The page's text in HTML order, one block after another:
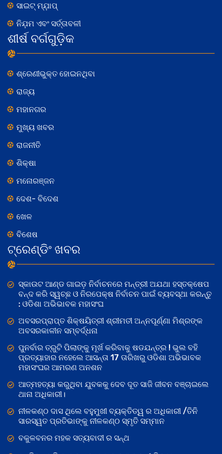
ସାଇଟ୍ ମ୍ଯ଼ାପ୍
ନିଯ଼ମ ଏବଂ ସର୍ତ୍ତାବଳୀ
ଶୀର୍ଷ ବର୍ଗଗୁଡ଼ିକ
ଶ୍ରେଣୀଭୁକ୍ତ ହୋଇନଥିବା
ରାଜ୍ୟ
ମହାନଗର
ମୁଖ୍ୟ ଖବର
ରାଜନୀତି
ଶିକ୍ଷା
ମନୋରଞ୍ଜନ
ଦେଶ- ବିଦେଶ
ଖେଳ
ବିଶେଷ
ଟ୍ରେଣ୍ଡିଂ ଖବର
ସ୍କାଉଟ ଆଣ୍ଡ ଗାଇଡ଼ ନିର୍ବାଚନରେ ମନ୍ତ୍ରୀ ଅଯଥା ହସ୍ତକ୍ଷେପ
ବନ୍ଦ କରି ସ୍ୱଚ୍ଛ ଓ ନିରପେକ୍ଷ ନିର୍ବାଚନ ପାଇଁ ବ୍ୟବସ୍ଥା କରନ୍ତୁ
: ଓଡିଶା ଅଭିଭାବକ ମହାସଂଘ
ଅବସରପ୍ରାପ୍ତ ଶିକ୍ଷୟିତ୍ରୀ ଶ୍ରୀମତୀ ଅନ୍ନପୂର୍ଣ୍ଣା ମିଶ୍ରଙ୍କ
ଅବସରକାଳୀନ ସମ୍ବର୍ଦ୍ଧନା
ପୁନର୍ବାର ତ୍ରୁଟି ପିଲାଙ୍କୁ ମୂର୍ଖ କରିବାକୁ ଷଡଯନ୍ତ୍ର ! ଭୁଲ ବହି
ପ୍ରତ୍ୟାହାର ନହେଲେ ଆସନ୍ତା 17 ତାରିଖରୁ ଓଡିଶା ଅଭିଭାବକ
ମହାସଂଘର ଆମରଣ ଅନଶନ
ଆତ୍ମହତ୍ୟା କରୁଥିବା ଯୁବକକୁ ଦେବ ଦୂତ ସାଜି ଜୀବନ ବଞ୍ଚାଇଲେ
ଥାନା ଅଧିକାରୀ।
ନୀଳକଣ୍ଠ ଦାସ ଥିଲେ ବହୁମୁଖୀ ବ୍ୟକ୍ତିତ୍ୱ ର ଅଧିକାରୀ /ତିନି
ସାରସ୍ୱତ ପ୍ରତିଭାଙ୍କୁ ନୀଳକଣ୍ଠ ସ୍ମୃତି ସମ୍ମାନ
ବକୁଳବନର ମହକ ସତ୍ୟବାଦୀ ର ସନ୍ଥ